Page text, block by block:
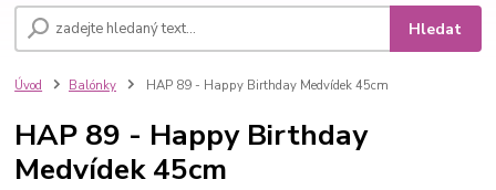
Hledat
Úvod Balónky HAP 89 - Happy Birthday Medvídek 45cm
HAP 89 - Happy Birthday
Medvídek 45cm